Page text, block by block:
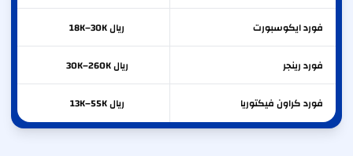
فوردايكوسبورت ريال 18K–30K
فورد رينجر ريال 30K–260K
فورد كراون فيكتوريا ريال 13K–55K